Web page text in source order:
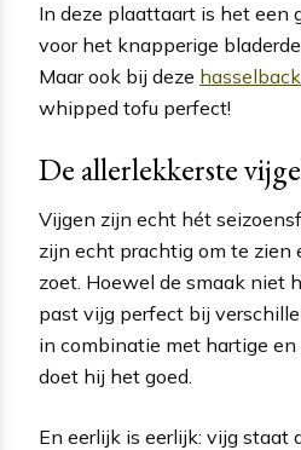
In deze plaattaart is het een
voor het knapperige
Maar ook bij deze
whipped tofu perfect!
De allerlekkerste
Vijgen zijn echt hét
zijn echt prachtig om te zien
zoet. Hoewel de smaak niet
past vijg perfect bij
in combinatie met hartige
doet hij het goed.
En eerlijk is eerlijk: vijg staat